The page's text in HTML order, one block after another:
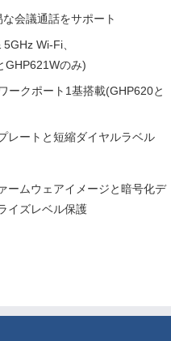
会議通話をサポート
Wi-Fi、
GHP621Wのみ)
ークポート1基搭載(GHP620と
レートと短縮ダイヤルラベル
ームウェアイメージと暗号化デ
イズレベル保護